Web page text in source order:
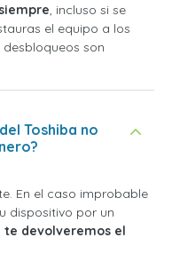
, incluso si se
el equipo a los
desbloqueos son
Toshiba no
En el caso improbable
dispositivo por un
te devolveremos el